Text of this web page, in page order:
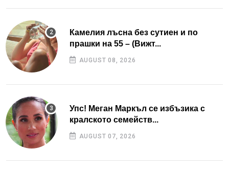
Камелия лъсна без сутиен и по
прашки на 55 – (Вижт...
AUGUST 08, 2026
Упс! Меган Маркъл се избъзика с
кралското семейств...
AUGUST 07, 2026